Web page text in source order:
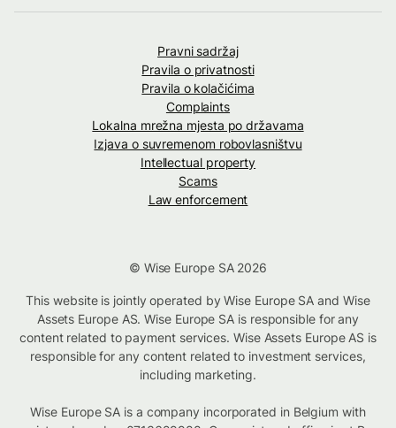
Pravni sadržaj
Pravila o privatnosti
Pravila o kolačićima
Complaints
Lokalna mrežna mjesta po državama
Izjava o suvremenom robovlasništvu
Intellectual property
Scams
Law enforcement
© Wise Europe SA 2026
This website is jointly operated by Wise Europe SA and Wise
Assets Europe AS. Wise Europe SA is responsible for any
content related to payment services. Wise Assets Europe AS is
responsible for any content related to investment services,
including marketing.
Wise Europe SA is a company incorporated in Belgium with